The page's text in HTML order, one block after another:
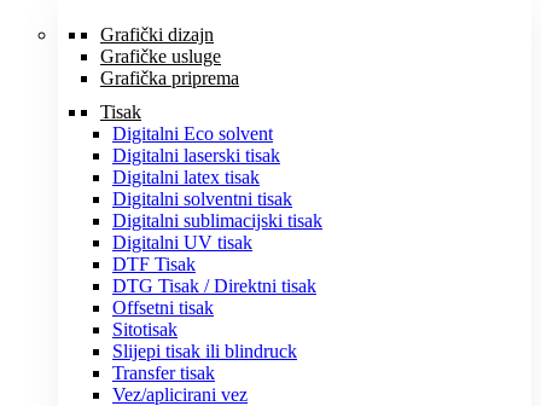
Grafički dizajn
Grafičke usluge
Grafička priprema
Tisak
Digitalni Eco solvent
Digitalni laserski tisak
Digitalni latex tisak
Digitalni solventni tisak
Digitalni sublimacijski tisak
Digitalni UV tisak
DTF Tisak
DTG Tisak / Direktni tisak
Offsetni tisak
Sitotisak
Slijepi tisak ili blindruck
Transfer tisak
Vez/aplicirani vez